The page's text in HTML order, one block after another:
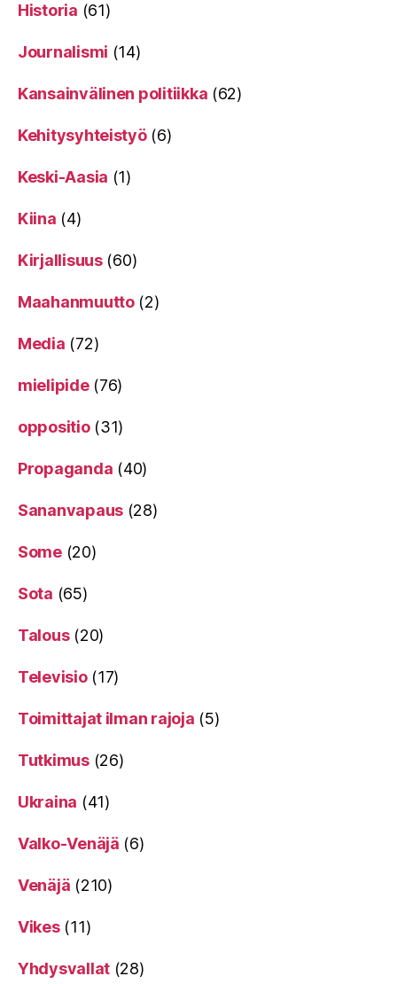
Historia (61)
Journalismi (14)
Kansainvälinen politiikka (62)
Kehitysyhteistyö(6)
Keski-Aasia (1)
Kiina (4)
Kirjallisuus(60)
Maahanmuutto(2)
Media (72)
mielipide(76)
oppositio(31)
Propaganda (40)
Sananvapaus (28)
Some(20)
Sota (65)
Talous(20)
Televisio(17)
Toimittajat ilman rajoja (5)
Tutkimus(26)
Ukraina (41)
Valko-Venäjä (6)
Venäjä (210)
Vikes(11)
Yhdysvallat (28)